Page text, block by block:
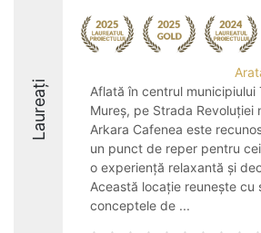
Laureați
Aflată în centrul municipiului
Mureș, pe Strada Revoluției
Arkara Cafenea este
un punct de reper pentru
o experiență relaxantă și
Această locație reunește cu
conceptele de ...